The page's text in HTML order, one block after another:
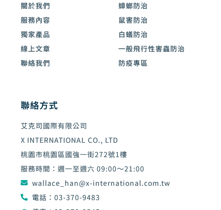
關於我們
服務內容
獨家產品
線上文章
聯絡我們
蟑螂防治
鼠害防治
白蟻防治
一般飛行性害蟲防治
防疫專區
聯絡方式
艾克司國際有限公司
X INTERNATIONAL CO., LTD
桃園市桃園區國強一街272號1樓
服務時間：週一至週六 09:00～21:00
wallace_han@x-international.com.tw
電話：03-370-9483